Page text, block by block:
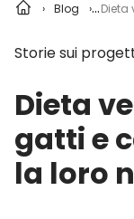
Blog Dieta
Storie sui
Dieta
gatti e
la loro